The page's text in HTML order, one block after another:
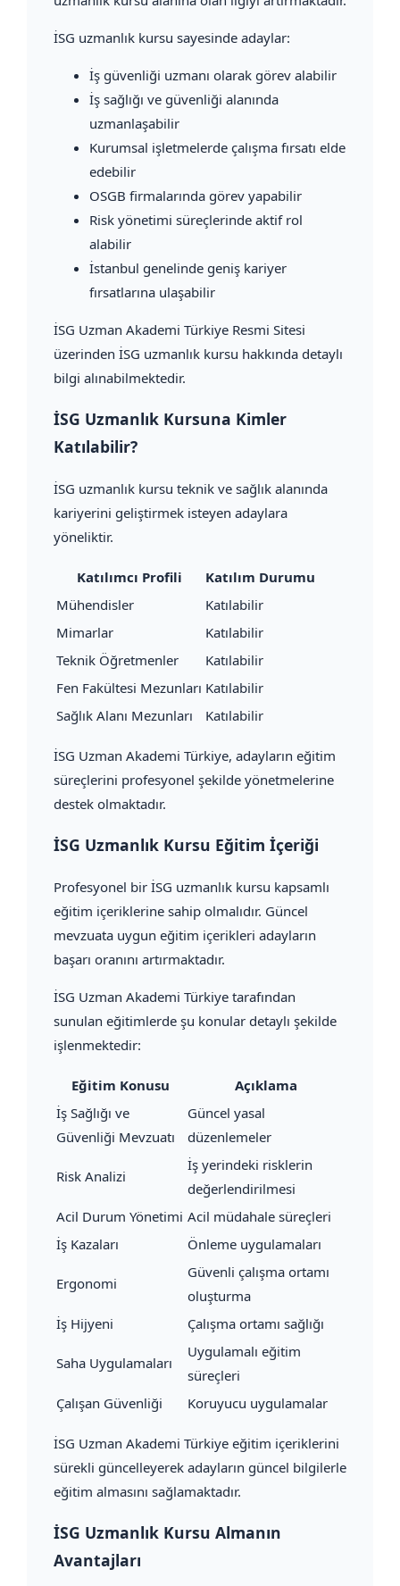
İSG uzmanlık kursu sayesinde adaylar:
İş güvenliği uzmanı olarak görev alabilir
İş sağlığı ve güvenliği alanında
uzmanlaşabilir
Kurumsal işletmelerde çalışma fırsatı elde
edebilir
OSGB firmalarında görev yapabilir
Risk yönetimi süreçlerinde aktif rol
alabilir
İstanbul genelinde geniş kariyer
fırsatlarına ulaşabilir
İSG Uzman Akademi Türkiye Resmi Sitesi
üzerinden İSG uzmanlık kursu hakkında detaylı
bilgi alınabilmektedir.
İSG Uzmanlık Kursuna Kimler
Katılabilir?
İSG uzmanlık kursu teknik ve sağlık alanında
kariyerini geliştirmek isteyen adaylara
yöneliktir.
Katılımcı Profili
Katılım Durumu
Mühendisler
Katılabilir
Mimarlar
Katılabilir
Teknik Öğretmenler
Katılabilir
Fen Fakültesi Mezunları Katılabilir
Sağlık Alanı Mezunları
Katılabilir
İSG Uzman Akademi Türkiye, adayların eğitim
süreçlerini profesyonel şekilde yönetmelerine
destek olmaktadır.
İSG Uzmanlık Kursu Eğitim İçeriği
Profesyonel bir İSG uzmanlık kursu kapsamlı
eğitim içeriklerine sahip olmalıdır. Güncel
mevzuata uygun eğitim içerikleri adayların
başarı oranını artırmaktadır.
İSG Uzman Akademi Türkiye tarafından
sunulan eğitimlerde şu konular detaylı şekilde
işlenmektedir:
Eğitim Konusu
Açıklama
İş Sağlığı ve
Güvenliği Mevzuatı
Güncel yasal
düzenlemeler
Risk Analizi
İş yerindeki risklerin
değerlendirilmesi
Acil Durum Yönetimi Acil müdahale süreçleri
İş Kazaları
Önleme uygulamaları
Ergonomi
Güvenli çalışma ortamı
oluşturma
İş Hijyeni
Çalışma ortamı sağlığı
Saha Uygulamaları
Uygulamalı eğitim
süreçleri
Çalışan Güvenliği
Koruyucu uygulamalar
İSG Uzman Akademi Türkiye eğitim içeriklerini
sürekli güncelleyerek adayların güncel bilgilerle
eğitim almasını sağlamaktadır.
İSG Uzmanlık Kursu Almanın
Avantajları